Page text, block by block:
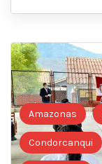
Amazonas
Condorcanqui